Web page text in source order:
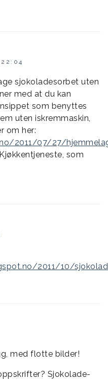
22:04
sjokoladesorbet uten
med at du kan
som benyttes
uten iskremmaskin,
om her:
2011/07/27/
som
2011/10/
med flotte bilder!
Sjokolade-